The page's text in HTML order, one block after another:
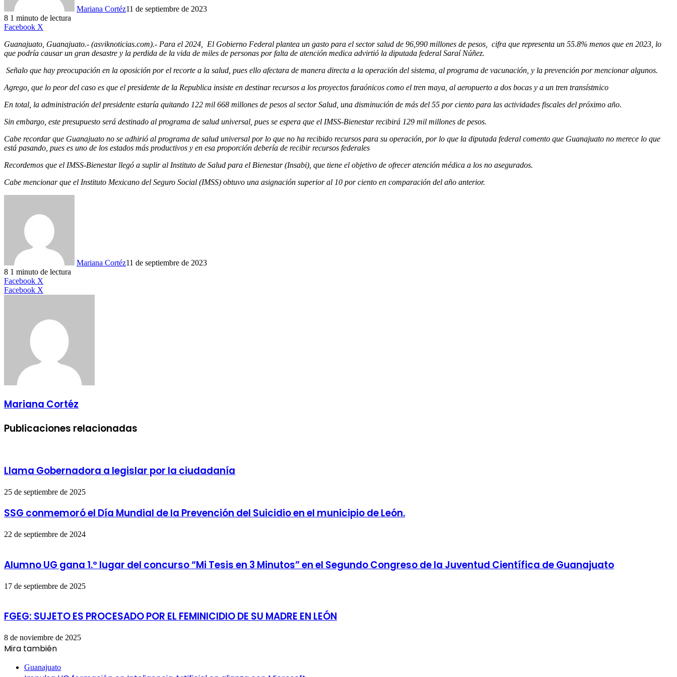
Mariana Cortéz11 de septiembre de 2023
8 1 minuto de lectura
Facebook X
Guanajuato, Guanajuato.- (asviknoticias.com).- Para el 2024, El Gobierno Federal plantea un gasto para el sector salud de 96,990 millones de pesos, cifra que representa un 55.8% menos que en 2023, lo
que podría causar un gran desastre y la perdida de la vida de miles de personas por falta de atención medica advirtió la diputada federal Saraí Núñez.
Señalo que hay preocupación en la oposición por el recorte a la salud, pues ello afectara de manera directa a la operación del sistema, al programa de vacunación, y la prevención por mencionar algunos.
Agrego, que lo peor del caso es que el presidente de la Republica insiste en destinar recursos a los proyectos faraónicos como el tren maya, al aeropuerto a dos bocas y a un tren transístmico
En total, la administración del presidente estaría quitando 122 mil 668 millones de pesos al sector Salud, una disminución de más del 55 por ciento para las actividades fiscales del próximo año.
Sin embargo, este presupuesto será destinado al programa de salud universal, pues se espera que el IMSS-Bienestar recibirá 129 mil millones de pesos.
Cabe recordar que Guanajuato no se adhirió al programa de salud universal por lo que no ha recibido recursos para su operación, por lo que la diputada federal comento que Guanajuato no merece lo que
está pasando, pues es uno de los estados más productivos y en esa proporción debería de recibir recursos federales
Recordemos que el IMSS-Bienestar llegó a suplir al Instituto de Salud para el Bienestar (Insabi), que tiene el objetivo de ofrecer atención médica a los no asegurados.
Cabe mencionar que el Instituto Mexicano del Seguro Social (IMSS) obtuvo una asignación superior al 10 por ciento en comparación del año anterior.
Mariana Cortéz11 de septiembre de 2023
8 1 minuto de lectura
Facebook X
Facebook X
Mariana Cortéz
Publicaciones relacionadas
Llama Gobernadora a legislar por la ciudadanía
25 de septiembre de 2025
SSG conmemoró el Día Mundial de la Prevención del Suicidio en el municipio de León.
22 de septiembre de 2024
Alumno UG gana 1.º lugar del concurso “Mi Tesis en 3 Minutos” en el Segundo Congreso de la Juventud Científica de Guanajuato
17 de septiembre de 2025
FGEG: SUJETO ES PROCESADO POR EL FEMINICIDIO DE SU MADRE EN LEÓN
8 de noviembre de 2025
Mira también
Guanajuato